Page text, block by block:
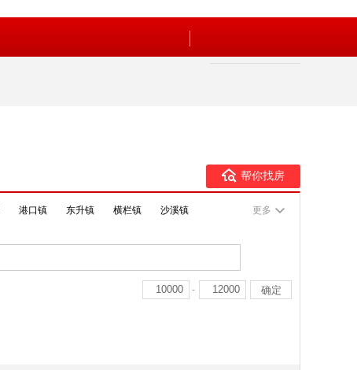
帮你找房
港口镇 东升镇 横栏镇
沙溪镇
更多
-